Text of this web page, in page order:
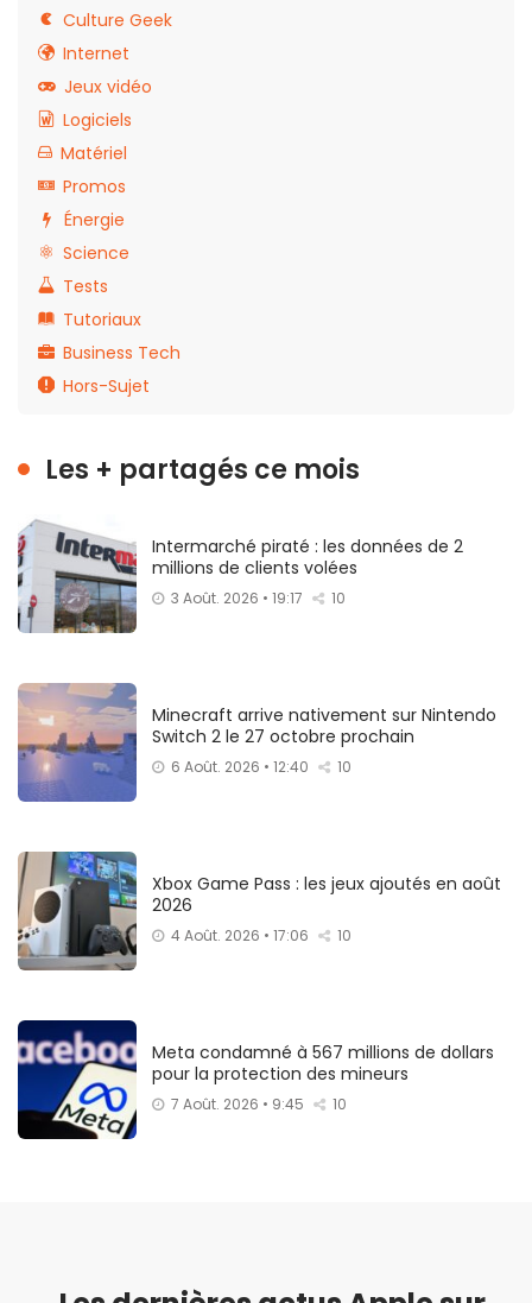
Culture Geek
Internet
Jeux vidéo
Logiciels
Matériel
Promos
Énergie
Science
Tests
Tutoriaux
Business Tech
Hors-Sujet
Les + partagés ce mois
Intermarché piraté : les données de 2
millions de clients volées
3 Août. 2026 • 19:17 10
Minecraft arrive nativement sur Nintendo
Switch 2 le 27 octobre prochain
6 Août. 2026 • 12:40 10
Xbox Game Pass : les jeux ajoutés en août
2026
4 Août. 2026 • 17:06 10
Meta condamné à 567 millions de dollars
pour la protection des mineurs
7 Août. 2026 • 9:45 10